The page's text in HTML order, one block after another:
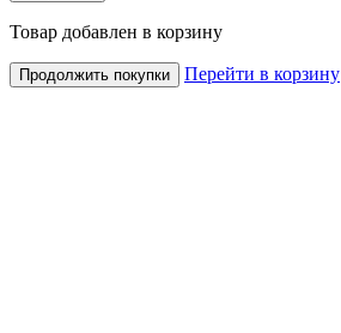
Товар добавлен в корзину
Продолжить покупки Перейти в корзину